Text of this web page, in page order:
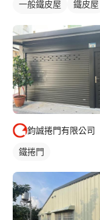
一般鐵皮屋
鐵皮屋
鈞誠捲門有限公司
鐵捲門